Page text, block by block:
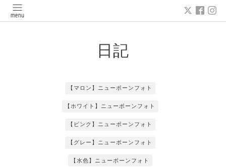
日記
【マロン】ニューボーンフォト
【ホワイト】ニューボーンフォト
【ピンク】ニューボーンフォト
【グレー】ニューボーンフォト
【水色】ニューボーンフォト